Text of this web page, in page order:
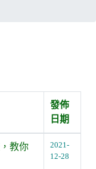
發佈
日期
教你
2021-
12-28